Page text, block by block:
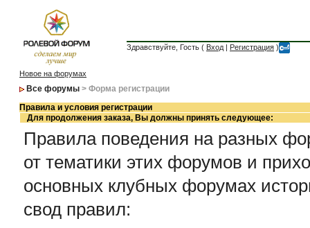
Здравствуйте, Гость ( Вход | Регистрация )
Новое на форумах
Все форумы > Форма регистрации
Правила и условия регистрации
Для продолжения заказа, Вы должны принять следующее:
Правила поведения на разных
от тематики этих форумов и
основных клубных форумах
свод правил: